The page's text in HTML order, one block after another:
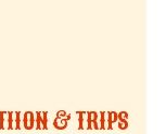
& TRIPS